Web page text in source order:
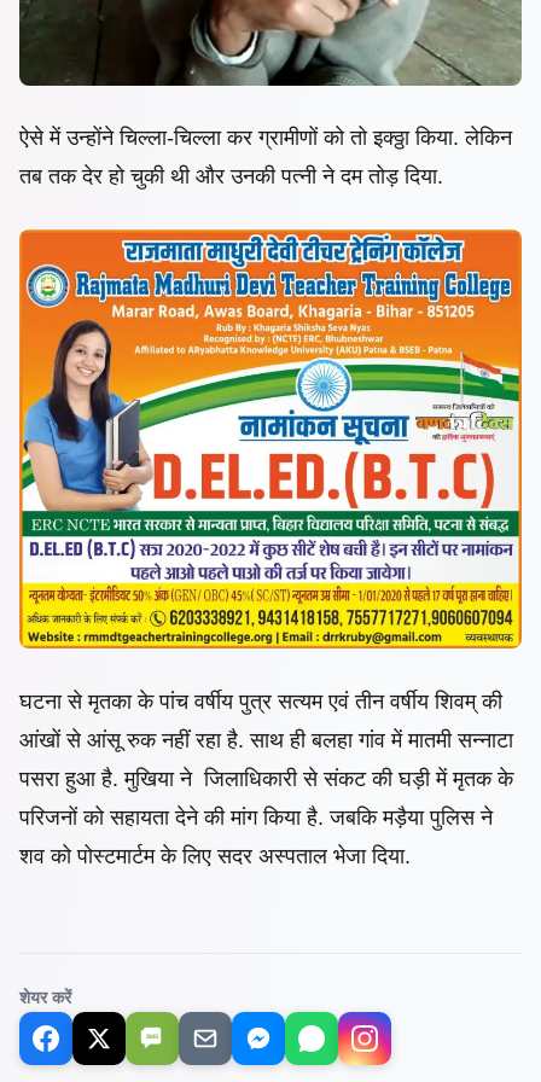
ऐसे में उन्होंने चिल्ला-चिल्ला कर ग्रामीणों को तो इक्ठ्ठा किया. लेकिन
तब तक देर हो चुकी थी और उनकी पत्नी ने दम तोड़ दिया.
घटना से मृतका के पांच वर्षीय पुत्र सत्यम एवं तीन वर्षीय शिवम् की
आंखों से आंसू रुक नहीं रहा है. साथ ही बलहा गांव में मातमी सन्नाटा
पसरा हुआ है. मुखिया ने जिलाधिकारी से संकट की घड़ी में मृतक के
परिजनों को सहायता देने की मांग किया है. जबकि मड़ैया पुलिस ने
शव को पोस्टमार्टम के लिए सदर अस्पताल भेजा दिया.
शेयर करें
SMS